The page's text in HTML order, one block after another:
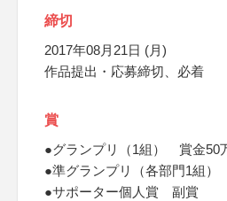
締切
2017年08月21日 (月)
作品提出・応募締切、必着
賞
●グランプリ（1組） 賞金50
●準グランプリ（各部門1組
●サポーター個人賞 副賞